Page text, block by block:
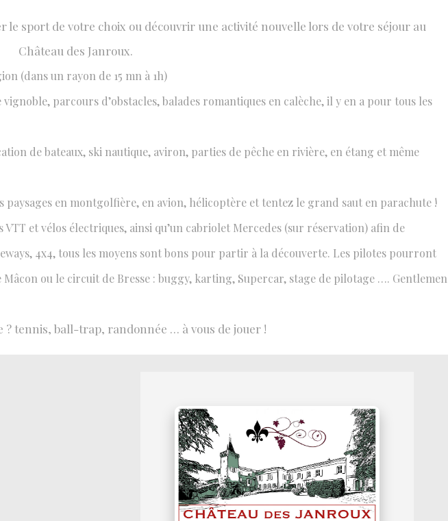
le sport de votre choix ou découvrir une activité nouvelle lors de votre séjour au
Château des Janroux.
(dans un rayon de 15 mn à 1h)
parcours d’obstacles, balades romantiques en calèche, il y en a pour tous les
de bateaux, ski nautique, aviron, parties de pêche en rivière, en étang et même
paysages en montgolfière, en avion, hélicoptère et tentez le grand saut en parachute !
et vélos électriques, ainsi qu’un cabriolet Mercedes (sur réservation) afin de
4x4, tous les moyens sont bons pour partir à la découverte. Les pilotes pourront
ou le circuit de Bresse : buggy, karting, Supercar, stage de pilotage …. Gentlemen
? tennis, ball-trap, randonnée … à vous de jouer !